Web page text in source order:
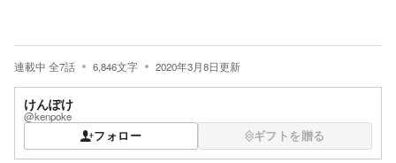
連載中 全7話 6,846文字 2020年3月8日更新
けんぽけ
@kenpoke
フォロー ギフトを贈る